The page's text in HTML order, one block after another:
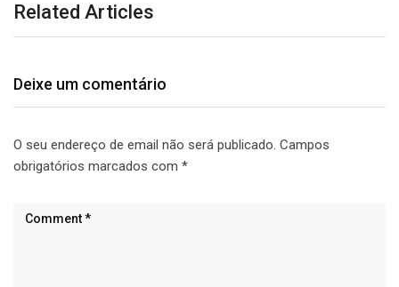
Related Articles
Deixe um comentário
O seu endereço de email não será publicado. Campos
obrigatórios marcados com *